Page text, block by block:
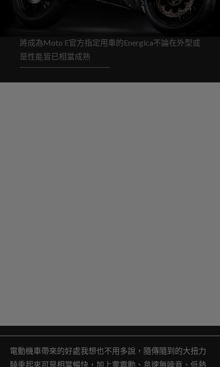
將成為Moto E官方指定用車的Energica不論在外型或
是性能皆已相當成熟
電動機車帶來的好處我想也不用多說，隨傳隨到的大扭力
騎乘起來可是相當暢快，加上零震動、怠速無噪音、低熱